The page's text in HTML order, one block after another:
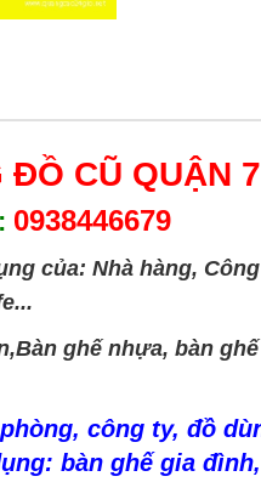
ĐỒ CŨ QUẬN 7
0938446679
của: Nhà hàng,
ghế nhựa, bàn
công ty, đồ
bàn ghế gia